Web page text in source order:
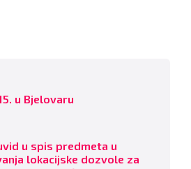
u Bjelovaru
u spis predmeta u
lokacijske dozvole za